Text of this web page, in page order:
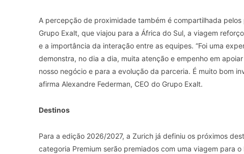
A percepção de proximidade também é compartilhada
Grupo Exalt, que viajou para a África do Sul, a viagem
e a importância da interação entre as equipes. “Foi uma
demonstra, no dia a dia, muita atenção e empenho em
nosso negócio e para a evolução da parceria. É muito bom
afirma Alexandre Federman, CEO do Grupo Exalt.
Destinos
Para a edição 2026/2027, a Zurich já definiu os próximos
categoria Premium serão premiados com uma viagem para